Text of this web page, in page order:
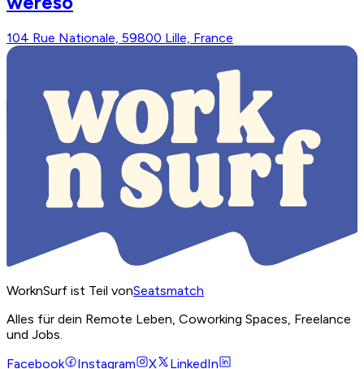
104 Rue Nationale, 59800 Lille, France
WorknSurf ist Teil vonSeatsmatch
Alles für dein Remote Leben, Coworking Spaces, Freelance
und Jobs.
Facebook
Instagram X LinkedIn